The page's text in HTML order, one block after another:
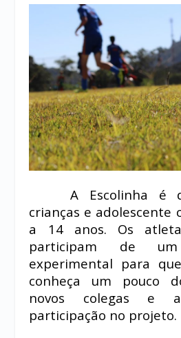
A Escolinha é
crianças e adolescente
a 14 anos. Os
participam de um
experimental para
conheça um pouco
novos colegas e
participação no projeto.